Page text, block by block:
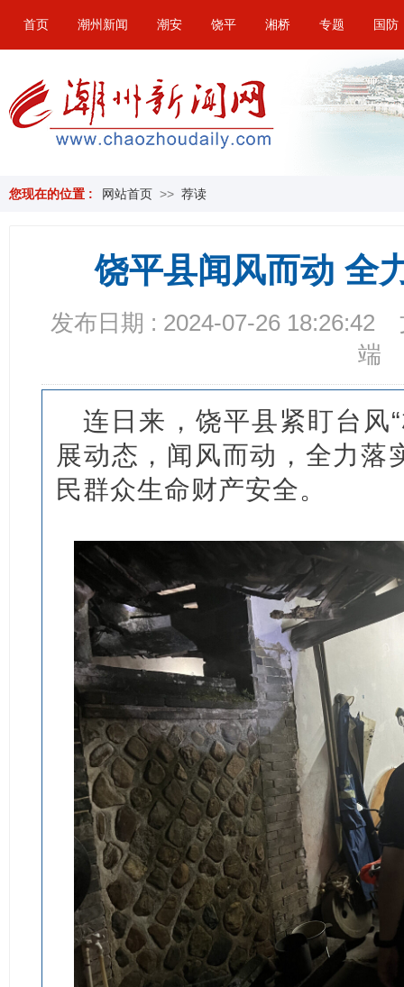
首页 潮州新闻 潮安 饶平 湘桥 专题 国防
您现在的位置 : 网站首页 >> 荐读
饶平县闻风而动 全
发布日期 : 2024-07-26 18:26:42
端
连日来，饶平县紧盯台风
展动态，闻风而动，全力落
民群众生命财产安全。